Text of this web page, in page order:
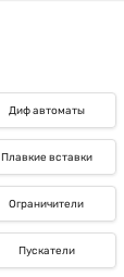
Диф автоматы
Плавкие вставки
Ограничители
Пускатели